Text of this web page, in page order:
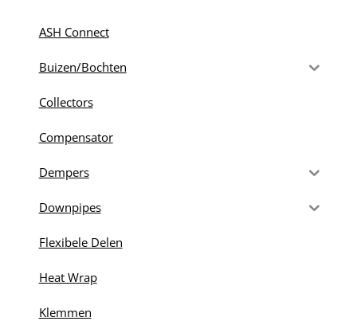
ASH Connect
Buizen/Bochten
Collectors
Compensator
Dempers
Downpipes
Flexibele Delen
Heat Wrap
Klemmen